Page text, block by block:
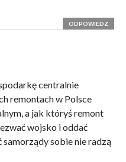
ODPOWIEDZ
centralnie
remontach w Polsce
a jak któryś remont
wojsko i oddać
samorządy sobie nie radzą